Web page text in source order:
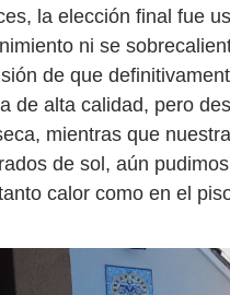
la elección final fue
ni se
de que
de alta calidad, pero
mientras que
de sol, aún
calor como en el